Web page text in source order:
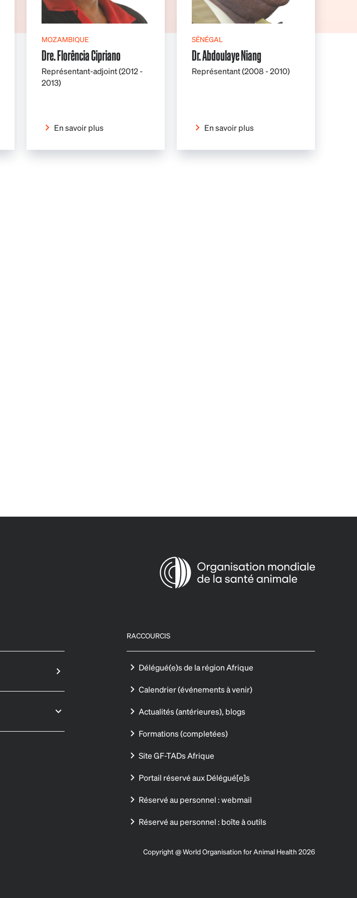
MOZAMBIQUE
Dre. Florência Cipriano
Représentant-adjoint (2012 -
2013)
En savoir plus
SÉNÉGAL
Dr. Abdoulaye Niang
Représentant (2008 - 2010)
En savoir plus
RACCOURCIS
Délégué(e)s de la région Afrique
Calendrier (événements à venir)
Actualités (antérieures), blogs
Formations (completées)
Site GF-TADs Afrique
Portail réservé aux Délégué[e]s
Réservé au personnel : webmail
Réservé au personnel : boîte à outils
Copyright @ World Organisation for Animal Health 2026
garantissant la conformité avec les réglementations. Personnalisez vos préférences pour